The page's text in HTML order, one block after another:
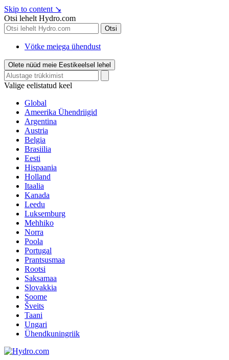
Skip to content ↘
Otsi lehelt Hydro.com
Otsi
Vötke meiega ühendust
Olete nüüd meie Eestikeelsel lehel
Valige eelistatud keel
Global
Ameerika Ühendriigid
Argentina
Austria
Belgia
Brasiilia
Eesti
Hispaania
Holland
Itaalia
Kanada
Leedu
Luksemburg
Mehhiko
Norra
Poola
Portugal
Prantsusmaa
Rootsi
Saksamaa
Slovakkia
Soome
Šveits
Taani
Ungari
Ühendkuningriik